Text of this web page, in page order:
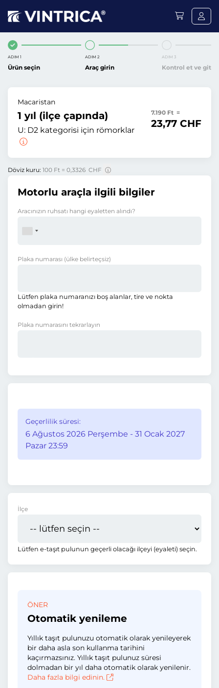
ADIM 1
Ürün seçin
ADIM 2
Araç girin
ADIM 3
Kontrol et ve git
Macaristan
1 yıl (ilçe çapında)
U: D2 kategorisi için römorklar
7.190 Ft =
23,77 CHF
Döviz kuru: 100 Ft = 0,3326 CHF
Motorlu araçla ilgili bilgiler
Aracınızın ruhsatı hangi eyaletten alındı?
Plaka numarası (ülke belirteçsiz)
Lütfen plaka numaranızı boş alanlar, tire ve nokta
olmadan girin!
Plaka numarasını tekrarlayın
Geçerlilik süresi:
6 Ağustos 2026 Perşembe - 31 Ocak 2027
Pazar 23:59
İlçe
Lütfen e-taşıt pulunun geçerli olacağı ilçeyi (eyaleti) seçin.
ÖNER
Otomatik yenileme
Yıllık taşıt pulunuzu otomatik olarak yenileyerek
bir daha asla son kullanma tarihini
kaçırmazsınız. Yıllık taşıt pulunuz süresi
dolmadan bir yıl daha otomatik olarak yenilenir.
Daha fazla bilgi edinin.